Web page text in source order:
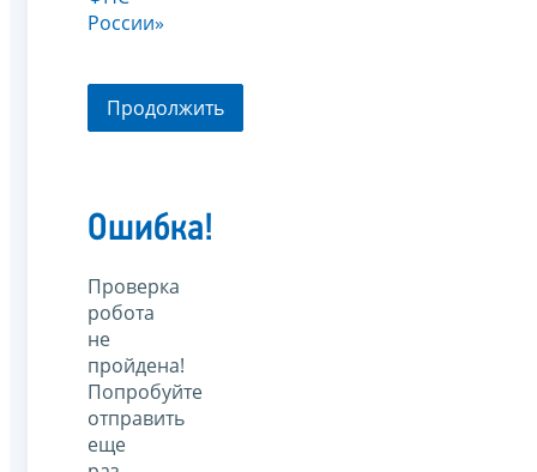
России»
Продолжить
Ошибка!
Проверка
робота
не
пройдена!
Попробуйте
отправить
еще